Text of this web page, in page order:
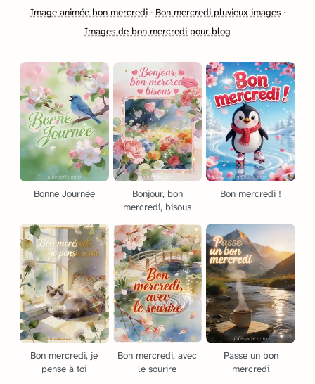
Image animée bon mercredi· Bon mercredi pluvieux images·
Images de bon mercredi pour blog
Bonne Journée
Bonjour, bon
mercredi, bisous
Bon mercredi !
Bon mercredi, je
pense à toi
Bon mercredi, avec
le sourire
Passe un bon
mercredi